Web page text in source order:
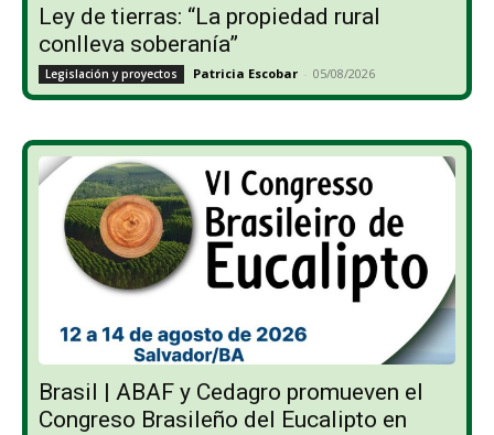
Ley de tierras: “La propiedad rural
conlleva soberanía”
Legislación y proyectos Patricia Escobar - 05/08/2026
Brasil | ABAF y Cedagro promueven el
Congreso Brasileño del Eucalipto en